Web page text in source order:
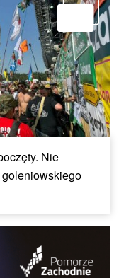
Nie